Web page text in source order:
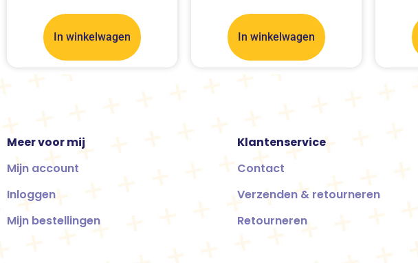
In winkelwagen In winkelwagen
Meer voor mij
Mijn account
Inloggen
Mijn bestellingen
Klantenservice
Contact
Verzenden & retourneren
Retourneren